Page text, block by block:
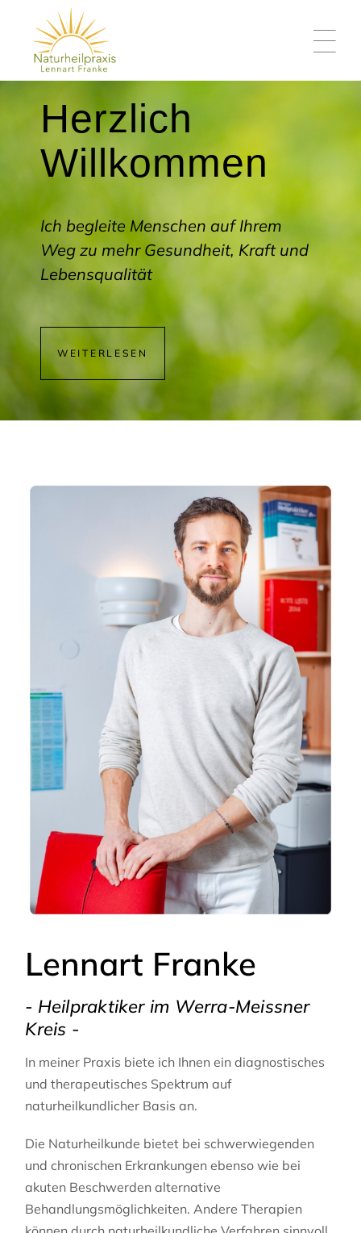
Herzlich
Willkommen
Ich begleite Menschen auf Ihrem
Weg zu mehr Gesundheit, Kraft und
Lebensqualität
WEITERLESEN
Lennart Franke
- Heilpraktiker im Werra-Meissner
Kreis -
In meiner Praxis biete ich Ihnen ein diagnostisches
und therapeutisches Spektrum auf
naturheilkundlicher Basis an.
Die Naturheilkunde bietet bei schwerwiegenden
und chronischen Erkrankungen ebenso wie bei
akuten Beschwerden alternative
Behandlungsmöglichkeiten. Andere Therapien